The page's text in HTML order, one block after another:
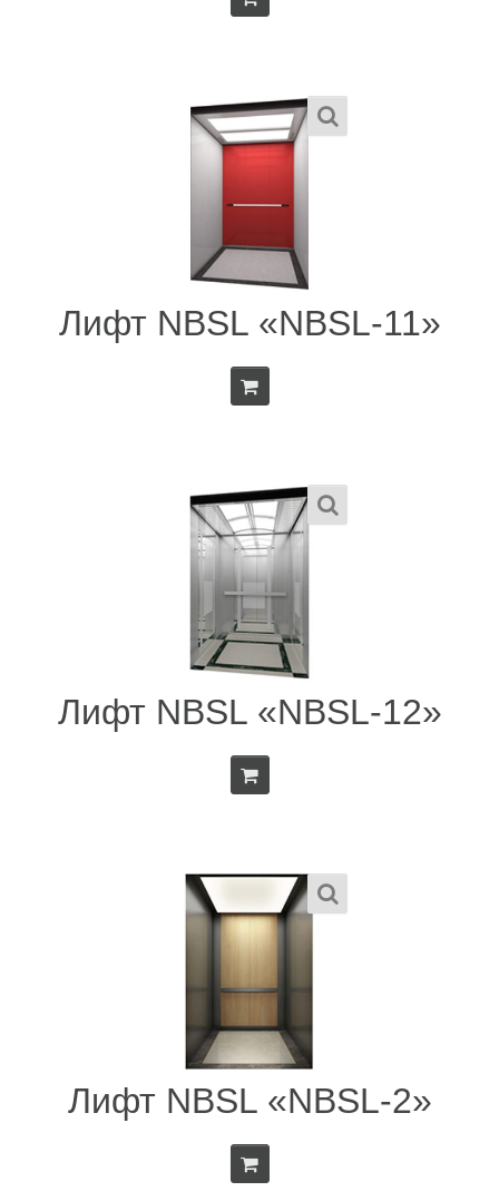
Лифт NBSL «NBSL-11»
Лифт NBSL «NBSL-12»
Лифт NBSL «NBSL-2»